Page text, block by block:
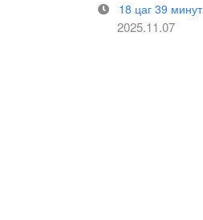
18 цаг 39 минут
2025.11.07